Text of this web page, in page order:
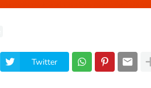
Twitter